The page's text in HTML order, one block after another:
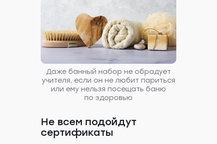
Даже банный набор не обрадует
учителя, если он не любит париться
или ему нельзя посещать баню
по здоровью
Не всем подойдут
сертификаты